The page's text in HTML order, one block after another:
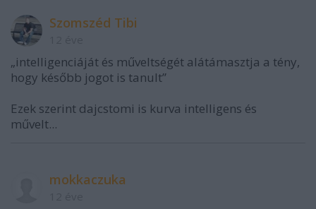
Szomszéd Tibi
„intelligenciáját és műveltségét alátámasztja a tény,
hogy később jogot is tanult”
Ezek szerint dajcstomi is kurva intelligens és
művelt...
mokkaczuka